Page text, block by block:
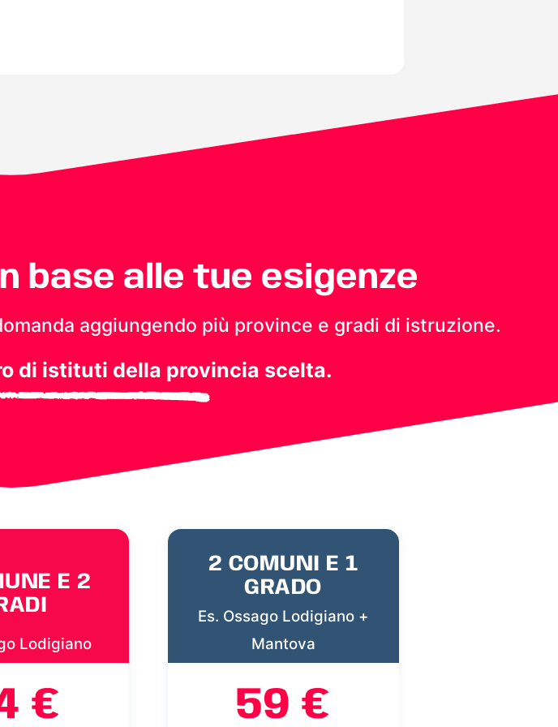
base alle tue esigenze
aggiungendo più province e gradi di istruzione.
di istituti della provincia scelta.
E 2
Lodigiano
€
2 COMUNI E 1
GRADO
Es. Ossago Lodigiano +
Mantova
59 €